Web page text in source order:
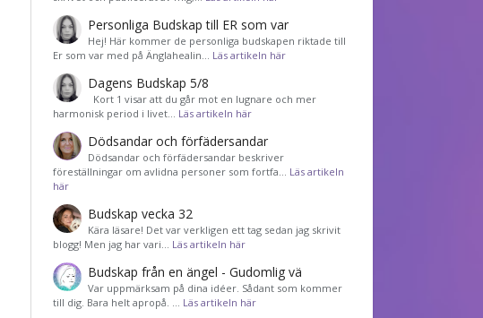
Personliga Budskap till ER som var
Hej! Här kommer de personliga budskapen riktade till
Er som var med på Änglahealin… Läs artikeln här
Dagens Budskap 5/8
Kort 1 visar att du går mot en lugnare och mer
harmonisk period i livet… Läs artikeln här
Dödsandar och förfädersandar
Dödsandar och förfädersandar beskriver
föreställningar om avlidna personer som fortfa… Läs artikeln
här
Budskap vecka 32
Kära läsare! Det var verkligen ett tag sedan jag skrivit
blogg! Men jag har vari… Läs artikeln här
Budskap från en ängel - Gudomlig vä
Var uppmärksam på dina idéer. Sådant som kommer
till dig. Bara helt apropå. … Läs artikeln här